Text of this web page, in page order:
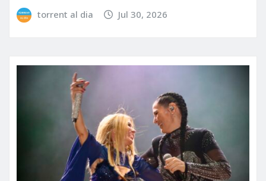
torrent al dia Jul 30, 2026